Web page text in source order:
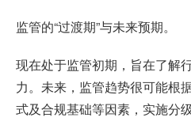
监管的“过渡期”与未来预期。
现在处于监管初期，旨在了解
力。未来，监管趋势很可能根
式及合规基础等因素，实施分